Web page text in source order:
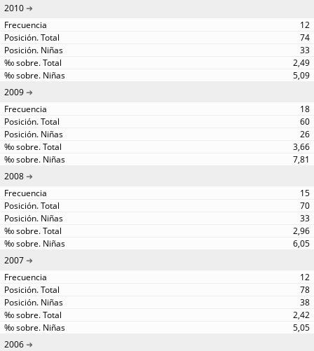
2010
12
74
33
2,49
5,09
2009
18
60
26
3,66
7,81
2008
15
70
33
2,96
6,05
2007
12
78
38
2,42
5,05
2006